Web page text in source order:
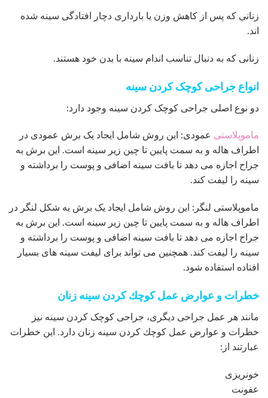
زنانی که پس از کاهش وزن یا بارداری دچار افتادگی سینه شده
اند.
زنانی که به دنبال تناسب اندام سینه با بدن خود هستند.
انواع جراحی کوچک کردن سینه
دو نوع اصلی جراحی کوچک کردن سینه وجود دارد:
ماموپلاستی عمودی: این روش شامل ایجاد یک برش عمودی در
اطراف هاله و به سمت پایین تا چین زیر سینه است. این برش به
جراح اجازه می دهد تا بافت سینه اضافی و پوست را برداشته و
سینه را لیفت کند.
ماموپلاستی لنگر: این روش شامل ایجاد یک برش به شکل لنگر در
اطراف هاله و به سمت پایین تا چین زیر سینه است. این برش به
جراح اجازه می دهد تا بافت سینه اضافی و پوست را برداشته و
سینه را لیفت کند. همچنین می تواند برای لیفت سینه های بسیار
افتاده استفاده شود.
خطرات و عوارض عمل كوچك كردن سينه زنان
مانند هر عمل جراحی دیگری، جراحی کوچک کردن سینه نیز
خطرات و عوارض عمل كوچك كردن سينه زنان دارد. این خطرات
عبارتند از:
خونریزی
عفونت